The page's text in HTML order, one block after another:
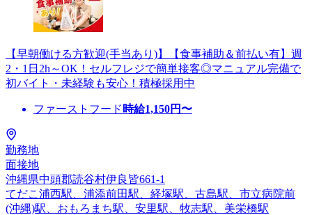
【早朝働ける方歓迎(手当あり)】【食事補助＆前払い有】週
2・1日2h～OK！セルフレジで簡単接客◎マニュアル完備で
初バイト・未経験も安心！積極採用中
ファーストフード 時給1,150円〜
勤務地
面接地
沖縄県中頭郡読谷村伊良皆661-1
てだこ浦西駅、浦添前田駅、経塚駅、古島駅、市立病院前
(沖縄)駅、おもろまち駅、安里駅、牧志駅、美栄橋駅